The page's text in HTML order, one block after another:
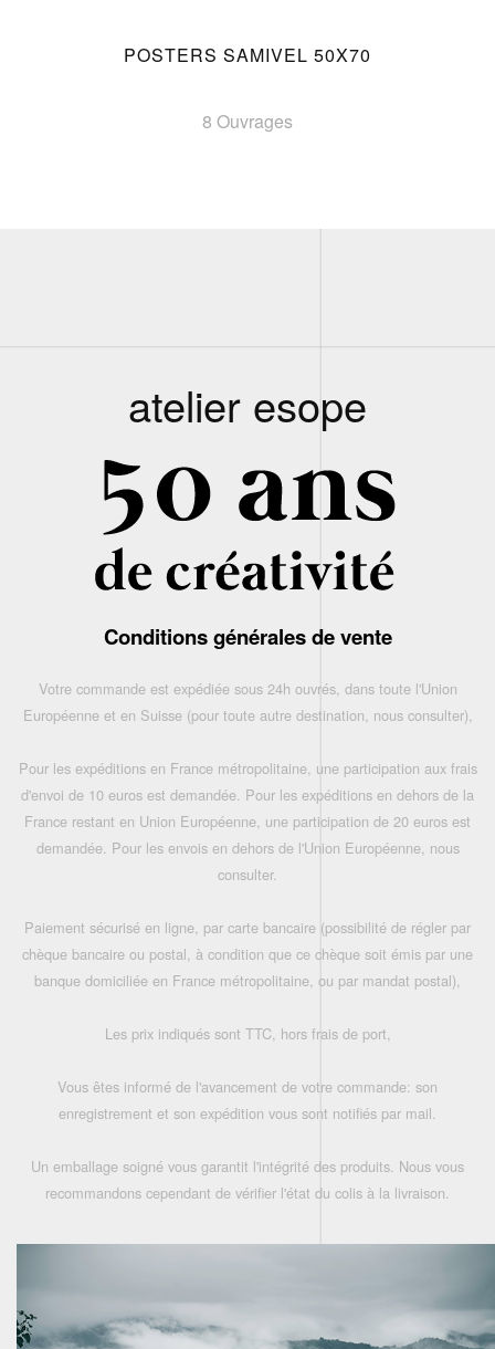
POSTERS SAMIVEL 50X70
8 Ouvrages
atelier esope
Conditions générales de vente
Votre commande est expédiée sous 24h ouvrés, dans toute l'Union
Européenne et en Suisse (pour toute autre destination, nous consulter),
Pour les expéditions en France métropolitaine, une participation aux frais
d'envoi de 10 euros est demandée. Pour les expéditions en dehors de la
France restant en Union Européenne, une participation de 20 euros est
demandée. Pour les envois en dehors de l'Union Européenne, nous
consulter.
Paiement sécurisé en ligne, par carte bancaire (possibilité de régler par
chèque bancaire ou postal, à condition que ce chèque soit émis par une
banque domiciliée en France métropolitaine, ou par mandat postal),
Les prix indiqués sont TTC, hors frais de port,
Vous êtes informé de l'avancement de votre commande: son
enregistrement et son expédition vous sont notifiés par mail.
Un emballage soigné vous garantit l'intégrité des produits. Nous vous
recommandons cependant de vérifier l'état du colis à la livraison.